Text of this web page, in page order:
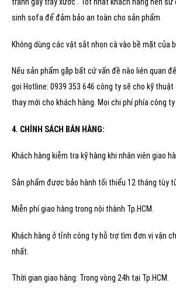
sinh sofa để đảm bảo an toàn cho sản phẩm
Không dùng các vật sắt nhọn cà vào bề mặt của
Nếu sản phẩm gặp bất cứ vấn đề nào liên quan
gọi Hotline: 0939 353 646 công ty sẽ cho kỹ
thay mới cho khách hàng. Mọi chi phí phía công
4. CHÍNH SÁCH BÁN HÀNG:
Khách hàng kiễm tra kỹ hàng khi nhân viên giao
Sản phẩm được bảo hành tối thiểu 12 tháng tùy
Miễn phí giao hàng trong nội thành Tp.HCM.
Khách hàng ở tỉnh công ty hỗ trợ tìm đơn vị vận
nhất.
Thời gian giao hàng: Trong vòng 24h tại Tp.HCM.